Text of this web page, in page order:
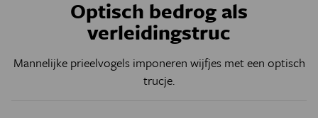
Optisch bedrog als
verleidingstruc
Mannelijke prieelvogels imponeren wijfjes met een optisch
trucje.